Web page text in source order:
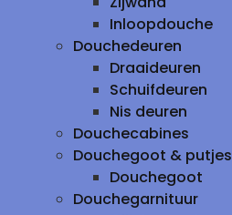
Inloopdouche
Douchedeuren
Draaideuren
Schuifdeuren
Nis deuren
Douchecabines
Douchegoot & putjes
Douchegoot
Douchegarnituur